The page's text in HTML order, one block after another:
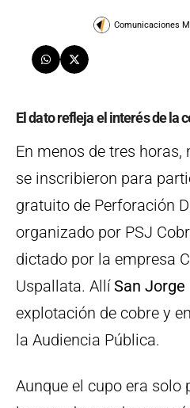
Comunicaciones
El dato refleja el interés de la
En menos de tres
se inscribieron para
gratuito de Perforación
organizado por PSJ
dictado por la empresa
Uspallata. AllíSan Jorge
explotación de cobre y
la Audiencia Pública.
Aunque el cupo era solo